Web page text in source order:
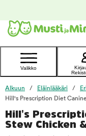
Ota yhteyttä
asiakaspalveluun
Valikko
Alkuun Eläinlääkäri
Hill's Prescription Diet
Hill's
Stew Chicken
foo